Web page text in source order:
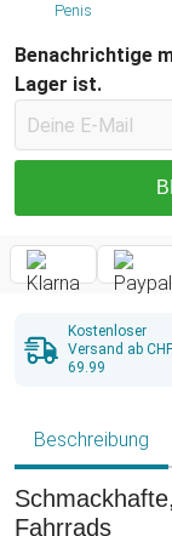
Penis
Benachrichtige
Lager ist.
Kostenloser
Versand ab CHF
69.99
Beschreibung
Fahrrads